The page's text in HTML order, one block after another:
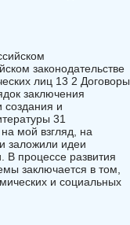
законодательстве
лиц 13 2 Договоры
заключения
создания и
31
мой взгляд, на
заложили идеи
процессе развития
заключается в том,
и социальных